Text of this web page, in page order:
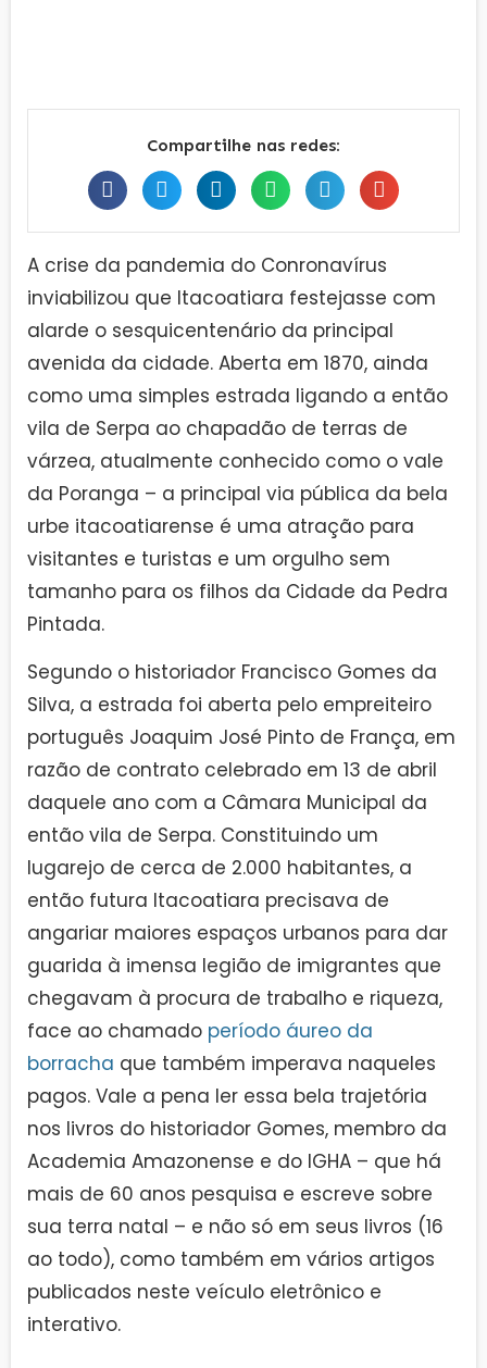
Compartilhe nas redes:
A crise da pandemia do Conronavírus
inviabilizou que Itacoatiara festejasse com
alarde o sesquicentenário da principal
avenida da cidade. Aberta em 1870, ainda
como uma simples estrada ligando a então
vila de Serpa ao chapadão de terras de
várzea, atualmente conhecido como o vale
da Poranga – a principal via pública da bela
urbe itacoatiarense é uma atração para
visitantes e turistas e um orgulho sem
tamanho para os filhos da Cidade da Pedra
Pintada.
Segundo o historiador Francisco Gomes da
Silva, a estrada foi aberta pelo empreiteiro
português Joaquim José Pinto de França, em
razão de contrato celebrado em 13 de abril
daquele ano com a Câmara Municipal da
então vila de Serpa. Constituindo um
lugarejo de cerca de 2.000 habitantes, a
então futura Itacoatiara precisava de
angariar maiores espaços urbanos para dar
guarida à imensa legião de imigrantes que
chegavam à procura de trabalho e riqueza,
face ao chamado período áureo da
borracha que também imperava naqueles
pagos. Vale a pena ler essa bela trajetória
nos livros do historiador Gomes, membro da
Academia Amazonense e do IGHA – que há
mais de 60 anos pesquisa e escreve sobre
sua terra natal – e não só em seus livros (16
ao todo), como também em vários artigos
publicados neste veículo eletrônico e
interativo.